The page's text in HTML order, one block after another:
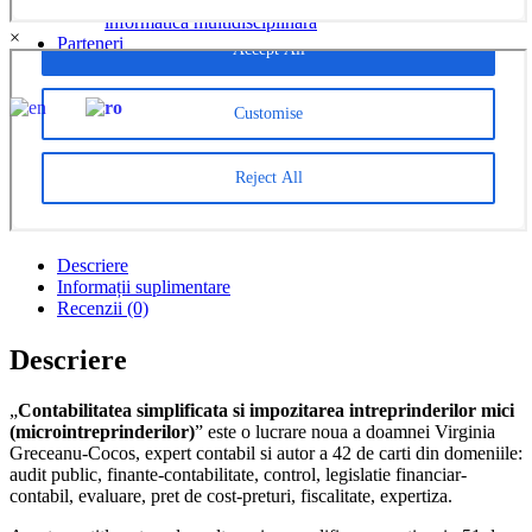
informatică multidisciplinară
Parteneri
×
Descriere
Informații suplimentare
Recenzii (0)
Descriere
„Contabilitatea simplificata si impozitarea intreprinderilor mici
(microintreprinderilor)” este o lucrare noua a doamnei Virginia
Greceanu-Cocos, expert contabil si autor a 42 de carti din domeniile:
audit public, finante-contabilitate, control, legislatie financiar-
contabil, evaluare, pret de cost-preturi, fiscalitate, expertiza.